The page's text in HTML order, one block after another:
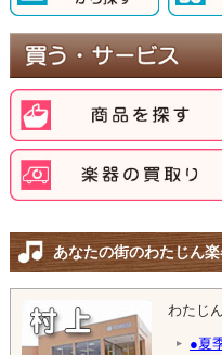
あなたの街のわたじん
わたじ
●夏